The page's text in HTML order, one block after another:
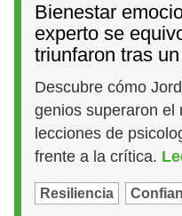
Bienestar
experto se
triunfaron tras
Descubre cómo
genios superaron el
lecciones de
frente a la crítica.
Resiliencia